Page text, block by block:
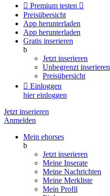
 Premium testen 
Preisübersicht
App herunterladen
App herunterladen
Gratis inserieren
b
Jetzt inserieren
Unbegrenzt inserieren
Preisübersicht
 Einloggen
hier einloggen
Jetzt inserieren
Anmelden
Mein ehorses
b
Jetzt inserieren
Meine Inserate
Meine Nachrichten
Meine Merkliste
Mein Profil